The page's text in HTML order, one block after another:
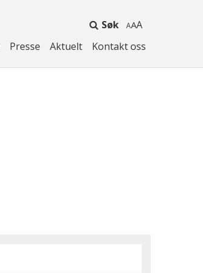
Søk A
Presse Aktuelt Kontakt oss